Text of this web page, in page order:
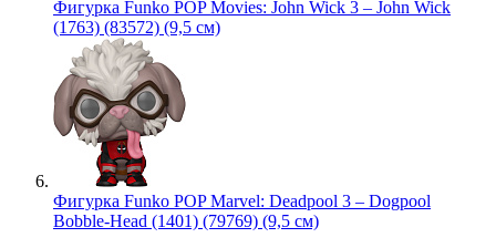
Фигурка Funko POP Movies: John Wick 3 – John Wick
(1763) (83572) (9,5 см)
Фигурка Funko POP Marvel: Deadpool 3 – Dogpool
Bobble-Head (1401) (79769) (9,5 см)